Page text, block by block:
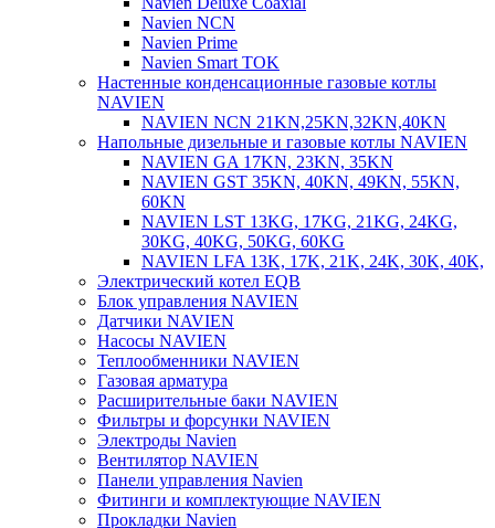
Navien NCN
Navien Prime
Navien Smart TOK
Настенные конденсационные газовые котлы
NAVIEN
NAVIEN NCN 21KN,25KN,32KN,40KN
Напольные дизельные и газовые котлы NAVIEN
NAVIEN GA 17KN, 23KN, 35KN
NAVIEN GST 35KN, 40KN, 49KN, 55KN,
60KN
NAVIEN LST 13KG, 17KG, 21KG, 24KG,
30KG, 40KG, 50KG, 60KG
NAVIEN LFA 13K, 17K, 21K, 24K, 30K, 40K,
Электрический котел EQB
Блок управления NAVIEN
Датчики NAVIEN
Насосы NAVIEN
Теплообменники NAVIEN
Газовая арматура
Расширительные баки NAVIEN
Фильтры и форсунки NAVIEN
Электроды Navien
Вентилятор NAVIEN
Панели управления Navien
Фитинги и комплектующие NAVIEN
Прокладки Navien